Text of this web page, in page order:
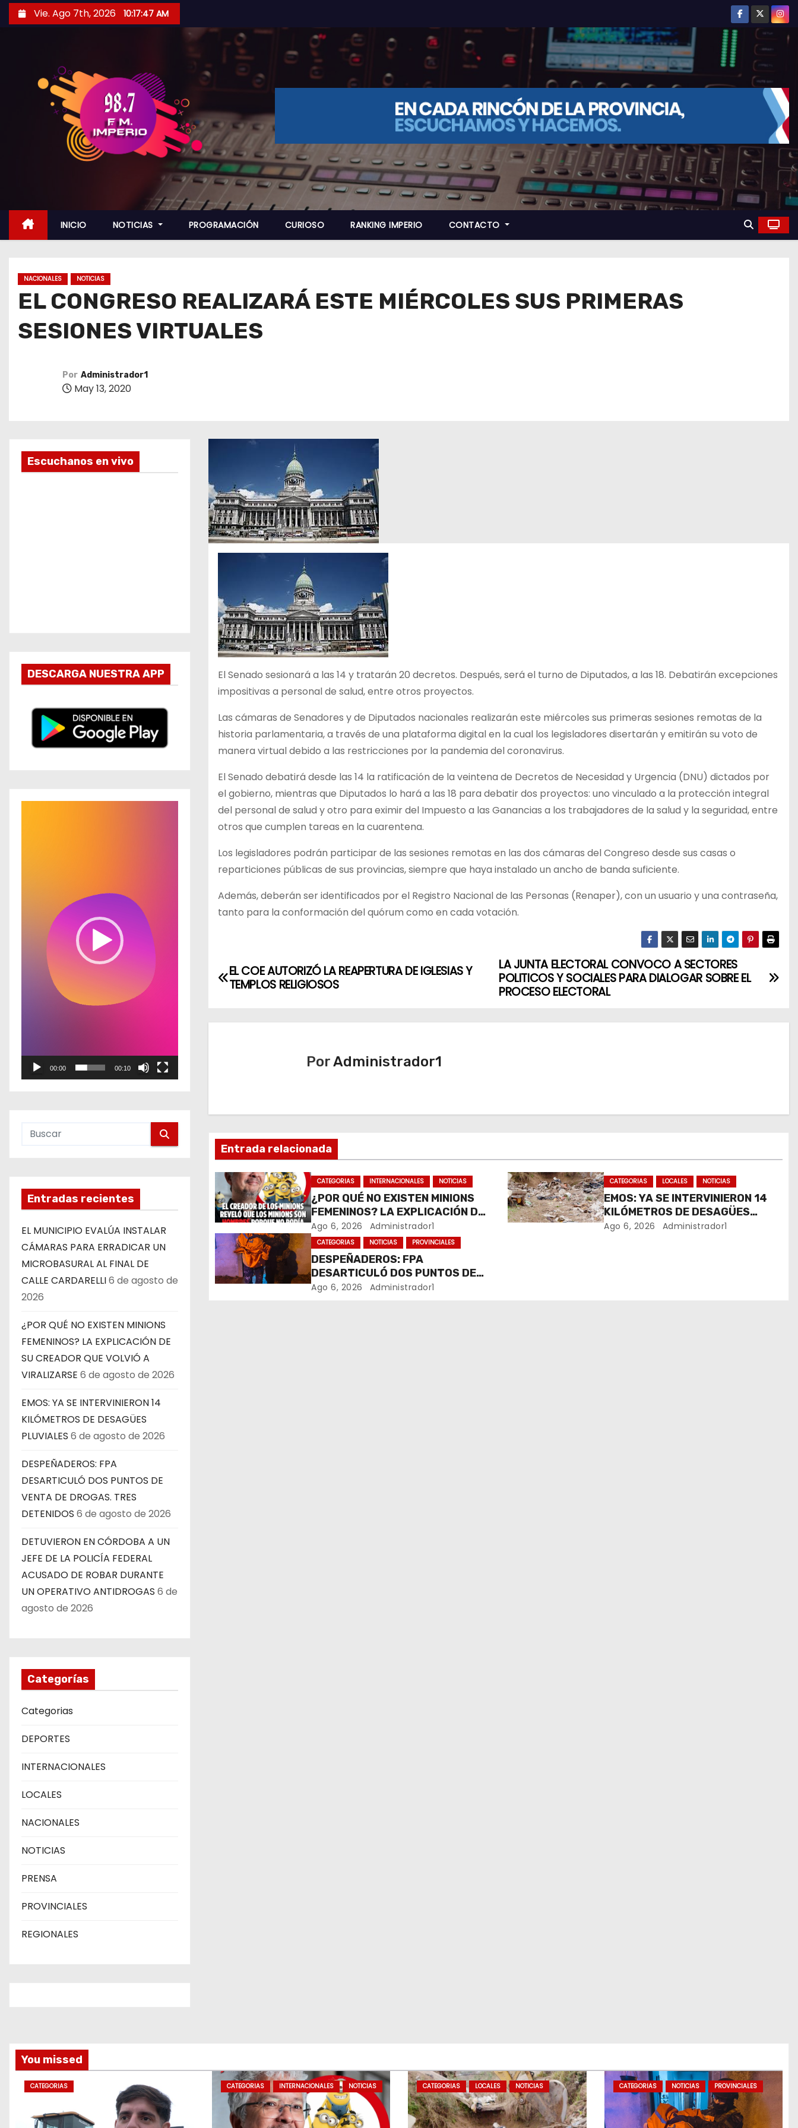
i
Vie. Ago 7th, 2026 10:17:48 AM
INICIO NOTICIAS PROGRAMACIÓN CURIOSO RANKING IMPERIO CONTACTO
NACIONALES NOTICIAS
EL CONGRESO REALIZARÁ ESTE MIÉRCOLES SUS PRIMERAS
SESIONES VIRTUALES
Por Administrador1
May 13, 2020
Escuchanos en vivo
DESCARGA NUESTRA APP
d
00:00 00:10
Entradas recientes
EL MUNICIPIO EVALÚA INSTALAR
CÁMARAS PARA ERRADICAR UN
MICROBASURAL AL FINAL DE
CALLE CARDARELLI6 de agosto de
2026
¿POR QUÉ NO EXISTEN MINIONS
FEMENINOS? LA EXPLICACIÓN DE
SU CREADOR QUE VOLVIÓ A
VIRALIZARSE 6 de agosto de 2026
EMOS: YA SE INTERVINIERON 14
KILÓMETROS DE DESAGÜES
PLUVIALES 6 de agosto de 2026
DESPEÑADEROS: FPA
DESARTICULÓ DOS PUNTOS DE
VENTA DE DROGAS. TRES
DETENIDOS 6 de agosto de 2026
DETUVIERON EN CÓRDOBA A UN
JEFE DE LA POLICÍA FEDERAL
ACUSADO DE ROBAR DURANTE
UN OPERATIVO ANTIDROGAS 6 de
agosto de 2026
Categorías
Categorias
DEPORTES
INTERNACIONALES
LOCALES
NACIONALES
NOTICIAS
PRENSA
PROVINCIALES
REGIONALES
El Senado sesionará a las 14 y tratarán 20 decretos. Después, será el turno de Diputados, a las 18. Debatirán excepciones
impositivas a personal de salud, entre otros proyectos.
Las cámaras de Senadores y de Diputados nacionales realizarán este miércoles sus primeras sesiones remotas de la
historia parlamentaria, a través de una plataforma digital en la cual los legisladores disertarán y emitirán su voto de
manera virtual debido a las restricciones por la pandemia del coronavirus.
El Senado debatirá desde las 14 la ratificación de la veintena de Decretos de Necesidad y Urgencia (DNU) dictados por
el gobierno, mientras que Diputados lo hará a las 18 para debatir dos proyectos: uno vinculado a la protección integral
del personal de salud y otro para eximir del Impuesto a las Ganancias a los trabajadores de la salud y la seguridad, entre
otros que cumplen tareas en la cuarentena.
Los legisladores podrán participar de las sesiones remotas en las dos cámaras del Congreso desde sus casas o
reparticiones públicas de sus provincias, siempre que haya instalado un ancho de banda suficiente.
Además, deberán ser identificados por el Registro Nacional de las Personas (Renaper), con un usuario y una contraseña,
tanto para la conformación del quórum como en cada votación.
N
v
c
i
ó
n
d
e
e
LA JUNTA ELECTORAL CONVOCO A SECTORES
POLITICOS Y SOCIALES PARA DIALOGAR SOBRE EL
PROCESO ELECTORAL
EL COE AUTORIZÓ LA REAPERTURA DE IGLESIAS Y
TEMPLOS RELIGIOSOS
PorAdministrador1
Entrada relacionada
CATEGORIAS INTERNACIONALES NOTICIAS
¿POR QUÉ NO EXISTEN MINIONS
FEMENINOS? LA EXPLICACIÓN DE
SU CREADOR QUE VOLVIÓ A
VIRALIZARSE
Ago 6, 2026 Administrador1
CATEGORIAS LOCALES NOTICIAS
EMOS: YA SE INTERVINIERON 14
KILÓMETROS DE DESAGÜES
PLUVIALES
Ago 6, 2026 Administrador1
CATEGORIAS NOTICIAS PROVINCIALES
DESPEÑADEROS: FPA
DESARTICULÓ DOS PUNTOS DE
VENTA DE DROGAS. TRES
Ago 6, 2026 Administrador1
You missed
CATEGORIAS CATEGORIAS INTERNACIONALES NOTICIAS CATEGORIAS LOCALES NOTICIAS CATEGORIAS NOTICIAS PROVINCIALES